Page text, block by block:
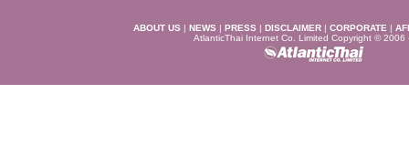
ABOUT US | NEWS | PRESS | DISCLAIMER | CORPORATE |
AtlanticThai Internet Co. Limited Copyright © 2006